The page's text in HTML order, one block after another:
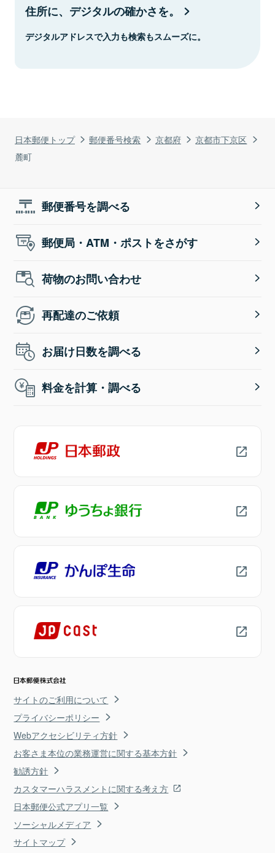
日本郵便トップ 郵便番号検索 京都府
京都市下京区
麓町
住所に、デジタルの確かさを。
デジタルアドレスで入力も検索もスムーズに。
郵便番号を調べる
郵便局・ATM・ポストをさがす
荷物のお問い合わせ
再配達のご依頼
お届け日数を調べる
料金を計算・調べる
サイトのご利用について
プライバシーポリシー
Webアクセシビリティ方針
お客さま本位の業務運営に関する基本方針
勧誘方針
カスタマーハラスメントに関する考え方
日本郵便公式アプリ一覧
ソーシャルメディア
サイトマップ